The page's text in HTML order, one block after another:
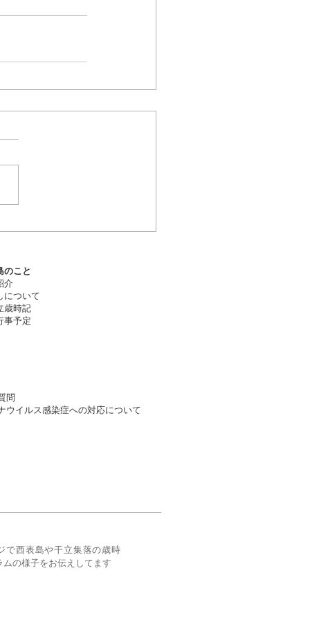
のこと​
介
について
歳時記
事予定​
問
ウイルス感染症への対応について
で西表島や干立集落の歳時
ムの様子をお伝えしてます